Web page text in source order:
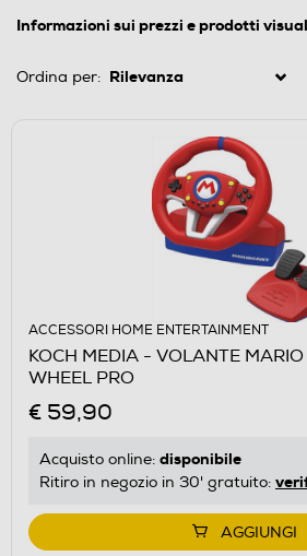
Informazioni sui prezzi e prodotti
Ordina per:
ACCESSORI HOME ENTERTAINMENT
KOCH MEDIA - VOLANTE
WHEEL PRO
€ 59,90
Acquisto online: disponibile
Ritiro in negozio in 30' gratuito:
AGGIUNGI